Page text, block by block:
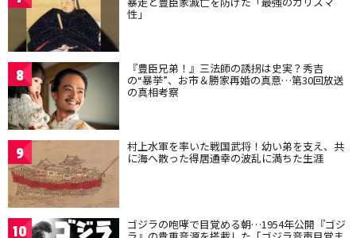
性」
8 『豊臣兄弟！』三法師の誘拐は史実？秀吉
の“暴挙”、お市＆勝家再婚の真意…第30回放送
の真相考察
9 村上水軍を率いた戦国武将！幼い弟を支え、共
に海へ散った得居通幸の波乱に満ちた生涯
10 ゴジラの咆哮で目覚める朝…1954年公開『ゴジ